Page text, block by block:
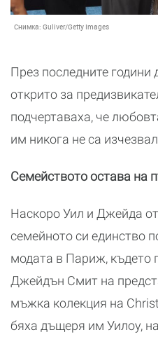
Снимка: Guliver/Getty Images
През последните години
открито за
подчертаваха, че
им никога не са
Семейството остава на
Наскоро Уил и Джейда
семейното си единство
модата в Париж, където
Джейдън Смит на
мъжка колекция на
бяха дъщеря им Уилоу,